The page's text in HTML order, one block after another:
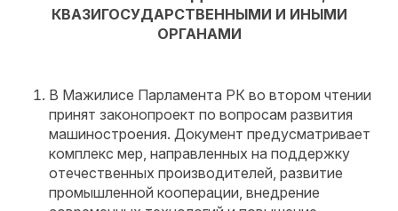
КВАЗИГОСУДАРСТВЕННЫМИ И ИНЫМИ
ОРГАНАМИ
В Мажилисе Парламента РК во втором чтении
принят законопроект по вопросам развития
машиностроения. Документ предусматривает
комплекс мер, направленных на поддержку
отечественных производителей, развитие
промышленной кооперации, внедрение